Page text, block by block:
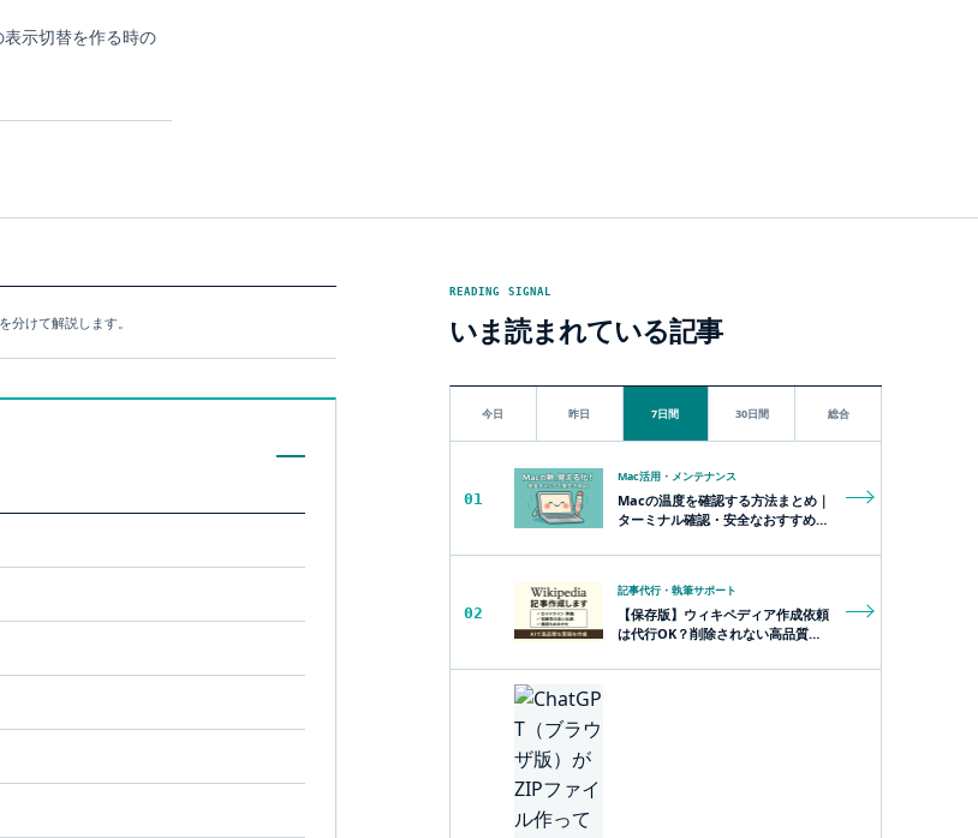
示切替を作る時の
けて解説します。
READING SIGNAL
いま読まれている記事
今日 昨日 7日間 30日間 総合
01
Mac活用・メンテナンス
Macの温度を確認する方法まとめ｜
ターミナル確認・安全なおすすめツ
02
記事代行・執筆サポート
【保存版】ウィキペディア作成依頼
は代行OK？削除されない高品質な